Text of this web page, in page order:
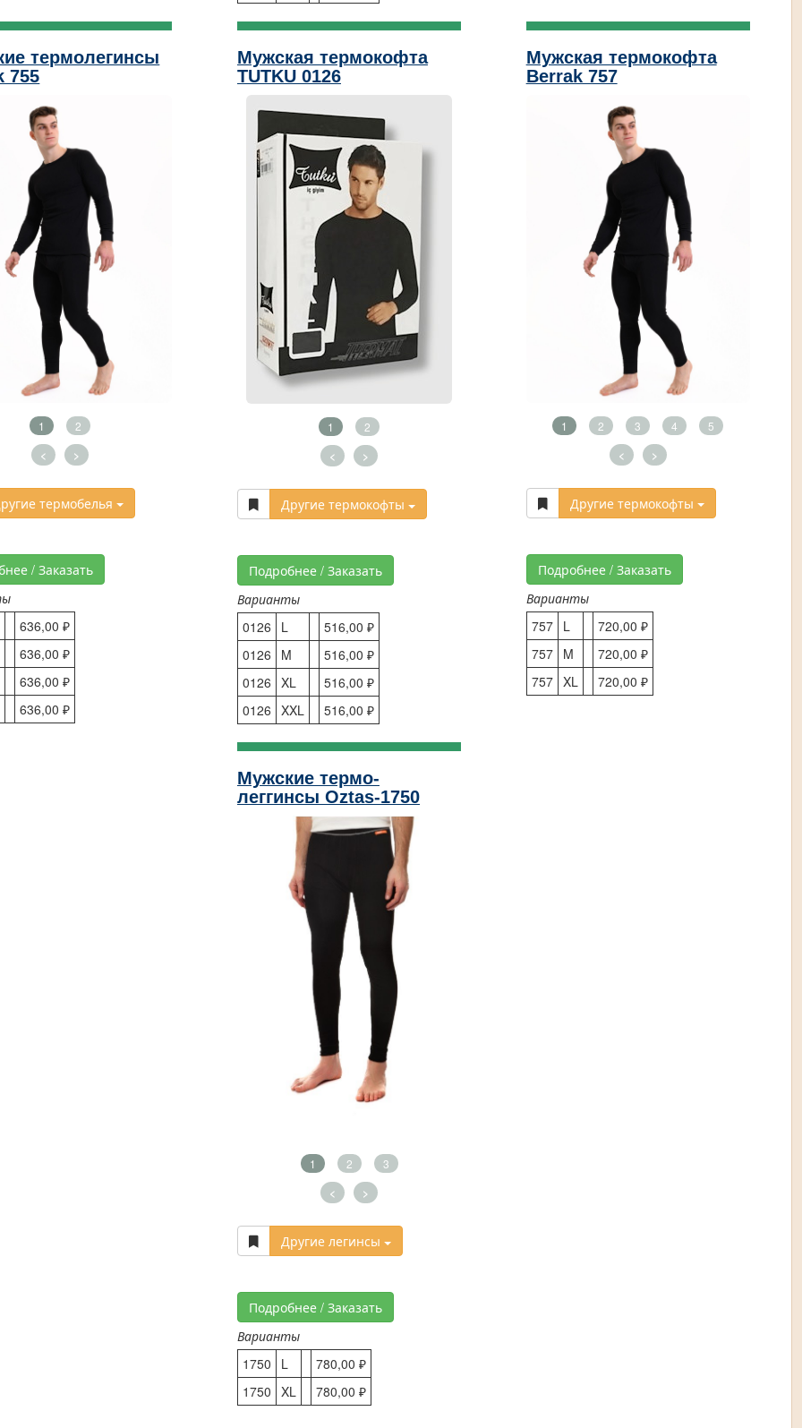
термолегинсы
755
1 2
< >
термобелья
/ Заказать
636,00 ₽
636,00 ₽
636,00 ₽
636,00 ₽
Мужская термокофта
TUTKU 0126
1 2
< >
Другие термокофты
Подробнее / Заказать
Варианты
0126
L
516,00 ₽
0126
M
516,00 ₽
0126 XL
516,00 ₽
0126 XXL 516,00 ₽
Мужская термокофта
Berrak 757
1 2 3 4 5
< >
Другие термокофты
Подробнее / Заказать
Варианты
757
L
720,00 ₽
757
M
720,00 ₽
757 XL 720,00 ₽
Мужские термо-
леггинсы Oztas-1750
1 2 3
< >
Другие легинсы
Подробнее / Заказать
Варианты
1750
L
780,00 ₽
1750 XL 780,00 ₽